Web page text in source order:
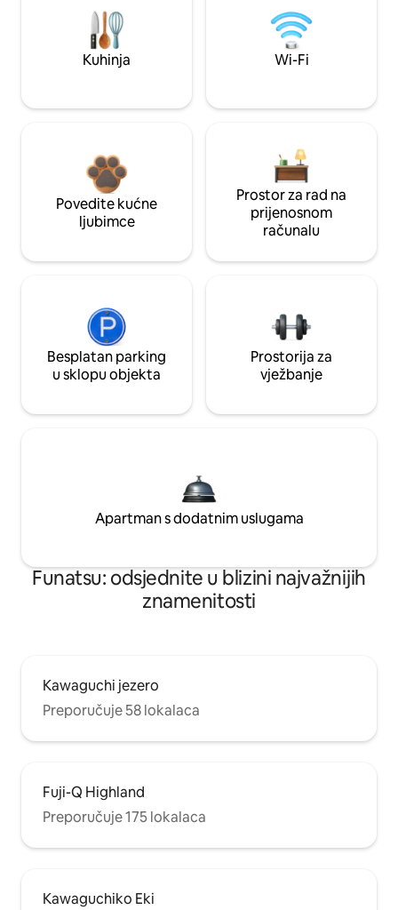
Kuhinja Wi-Fi
Povedite kućne
ljubimce
Prostor za rad na
prijenosnom
računalu
Besplatan parking
u sklopu objekta
Prostorija za
vježbanje
Apartman s dodatnim uslugama
Funatsu: odsjednite u blizini najvažnijih
znamenitosti
Kawaguchi jezero
Preporučuje 58 lokalaca
Fuji-Q Highland
Preporučuje 175 lokalaca
Kawaguchiko Eki